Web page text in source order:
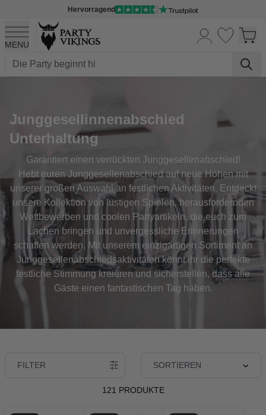
Hervorragend
MENU
Junggesellinnenabschied
Unterhaltung
Garantiert einen verrückten Junggesellenabschied!
Hebt euren Junggesellenabschied auf neue Höhen mit
unserer großen Auswahl an festlichen Aktivitäten. Entdeckt
unsere Kollektion von lustigen Spielen, herausfordernden
Wettbewerben und coolen Partyartikeln, die euch zum
Lachen bringen und unvergessliche Erinnerungen
schaffen werden. Mit unserem einzigartigen Sortiment an
Junggesellenabschiedsaktivitäten könnt ihr die perfekte
festliche Stimmung kreieren und sicherstellen, dass alle
Gäste einen fantastischen Tag haben.
FILTER SORTIEREN
121 PRODUKTE